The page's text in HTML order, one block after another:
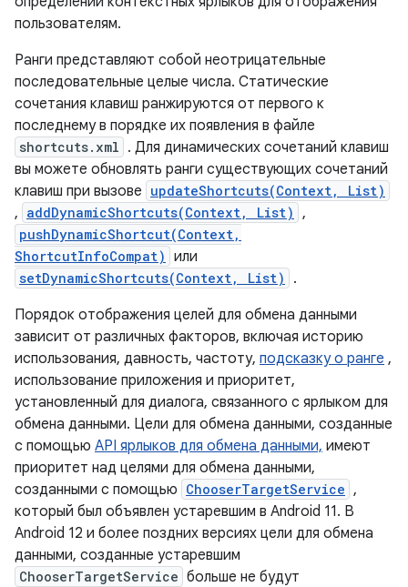
пользователям.
Ранги представляют собой неотрицательные
последовательные целые числа. Статические
сочетания клавиш ранжируются от первого к
последнему в порядке их появления в файле
shortcuts.xml . Для динамических сочетаний клавиш
вы можете обновлять ранги существующих сочетаний
клавиш при вызове updateShortcuts(Context, List)
, addDynamicShortcuts(Context, List) ,
pushDynamicShortcut(Context,
ShortcutInfoCompat) или
setDynamicShortcuts(Context, List)
.
Порядок отображения целей для обмена данными
зависит от различных факторов, включая историю
использования, давность, частоту, подсказку о ранге ,
использование приложения и приоритет,
установленный для диалога, связанного с ярлыком для
обмена данными. Цели для обмена данными, созданные
с помощью API ярлыков для обмена данными, имеют
приоритет над целями для обмена данными,
созданными с помощью ChooserTargetService ,
который был объявлен устаревшим в Android 11. В
Android 12 и более поздних версиях цели для обмена
данными, созданные устаревшим
ChooserTargetService больше не будут